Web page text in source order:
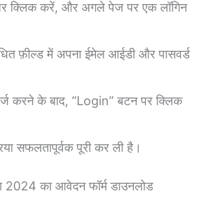
क्लिक करें, और अगले पेज पर एक लॉगिन
फ़ील्ड में अपना ईमेल आईडी और पासवर्ड
करने के बाद, “Login” बटन पर क्लिक
सफलतापूर्वक पूरी कर ली है।
2024 का आवेदन फॉर्म डाउनलोड